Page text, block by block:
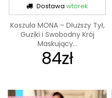
Dostawawtorek
Koszula MONA – Dłuższy Tył,
Guziki i Swobodny Krój
Maskujący...
84zł